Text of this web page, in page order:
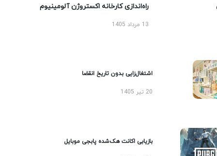
راه‌اندازی کارخانه اکستروژن آلومینیوم
13 مرداد 1405
اشتغال‌زایی بدون تاریخ انقضا
20 تیر 1405
بازیابی اکانت هک‌شده پابجی موبایل